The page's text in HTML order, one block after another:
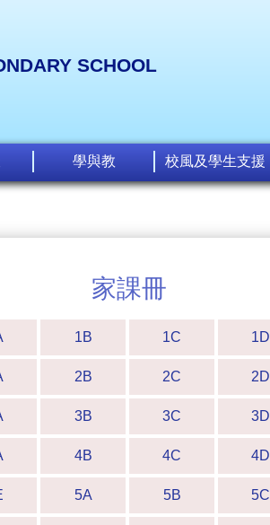
SCHOOL
學與教 校風及學生支援
家課冊
1B 1C 1D
2B 2C 2D
3B 3C 3D
4B 4C 4D
5A 5B 5C